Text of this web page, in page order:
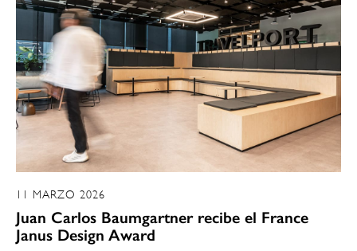
11 MARZO 2026
Juan Carlos Baumgartner recibe el France
Janus Design Award